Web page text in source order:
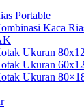
Portable
Kaca
Ukuran
Ukuran
Ukuran